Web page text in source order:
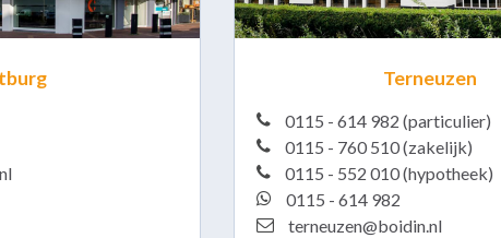
Terneuzen
0115 - 614 982 (particulier)
0115 - 760 510 (zakelijk)
0115 - 552 010 (hypotheek)
0115 - 614 982
terneuzen@boidin.nl